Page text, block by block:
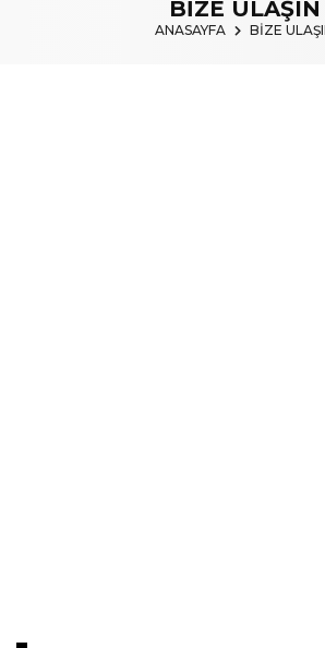
BİZE ULAŞIN
ANASAYFA BİZE